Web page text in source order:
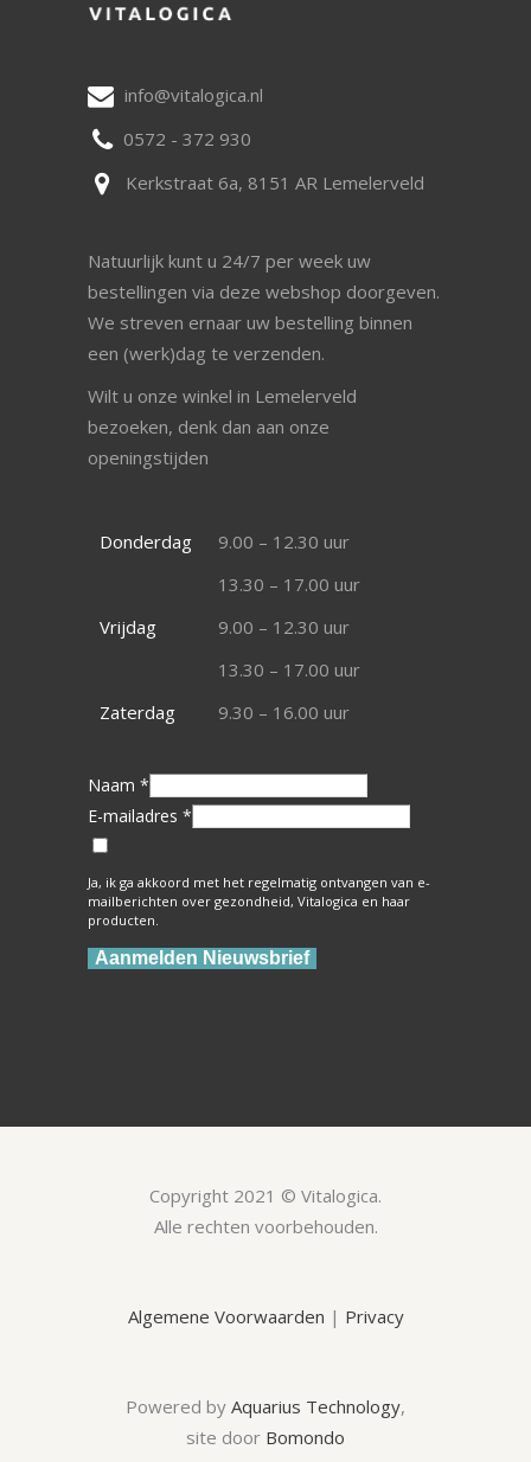
info@vitalogica.nl
0572 - 372 930
Kerkstraat 6a, 8151 AR Lemelerveld
Natuurlijk kunt u 24/7 per week uw
bestellingen via deze webshop doorgeven.
We streven ernaar uw bestelling binnen
een (werk)dag te verzenden.
Wilt u onze winkel in Lemelerveld
bezoeken, denk dan aan onze
openingstijden
Donderdag
9.00 – 12.30 uur
13.30 – 17.00 uur
Vrijdag
9.00 – 12.30 uur
13.30 – 17.00 uur
Zaterdag
9.30 – 16.00 uur
Naam *
E-mailadres *
Ja, ik ga akkoord met het regelmatig ontvangen van e-
mailberichten over gezondheid, Vitalogica en haar
producten.
Aanmelden Nieuwsbrief
Copyright 2021 © Vitalogica.
Alle rechten voorbehouden.
Algemene Voorwaarden | Privacy
Powered by Aquarius Technology,
site door Bomondo